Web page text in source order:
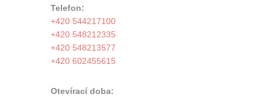
Telefon:
+420 544217100
+420 548212335
+420 548213577
+420 602455615
Otevírací doba: